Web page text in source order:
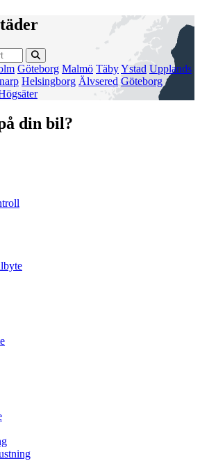
Göteborg Malmö TäbyYstad Upplands
Helsingborg Älvsered Göteborg
din bil?